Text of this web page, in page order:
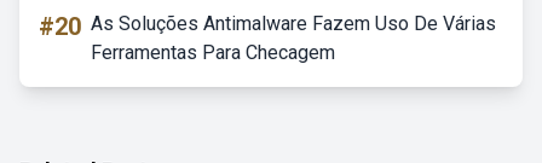
#20 As Soluções Antimalware Fazem Uso De Várias
Ferramentas Para Checagem